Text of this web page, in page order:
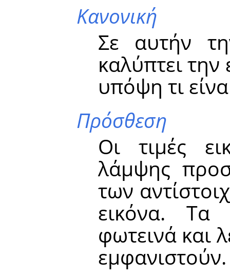
Κανονική
Σε αυτήν
καλύπτει
υπόψη τι
Πρόσθεση
Οι τιμές
λάμψης
των
εικόνα. Τα
φωτεινά και
εμφανιστούν.